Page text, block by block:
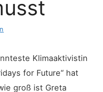
Klimaaktivistin
for Future“ hat
groß ist Greta